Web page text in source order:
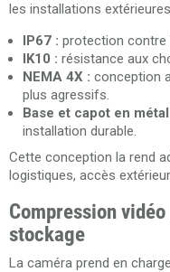
les installations
IP67 : protection contre
IK10 : résistance aux
NEMA 4X : conception
plus agressifs.
Base et capot en
installation durable.
Cette conception la rend
logistiques, accès
Compression
stockage
La caméra prend en